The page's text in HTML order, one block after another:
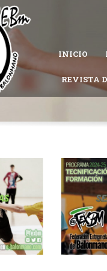
EXTREMEÑA DE
es posible que la
contacta con nosotrosy te
INICIO
REVISTA